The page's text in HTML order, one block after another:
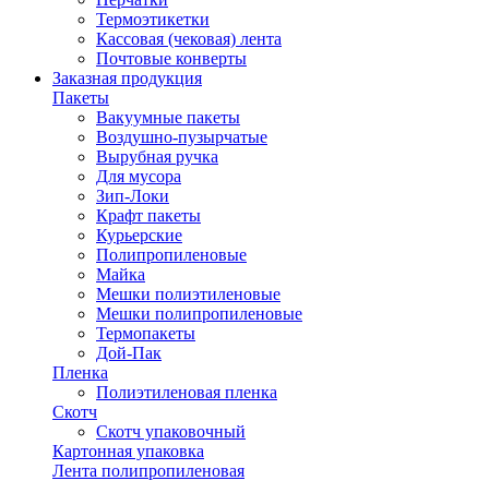
Термоэтикетки
Кассовая (чековая) лента
Почтовые конверты
Заказная продукция
Пакеты
Вакуумные пакеты
Воздушно-пузырчатые
Вырубная ручка
Для мусора
Зип-Локи
Крафт пакеты
Курьерские
Полипропиленовые
Майка
Мешки полиэтиленовые
Мешки полипропиленовые
Термопакеты
Дой-Пак
Пленка
Полиэтиленовая пленка
Скотч
Скотч упаковочный
Картонная упаковка
Лента полипропиленовая